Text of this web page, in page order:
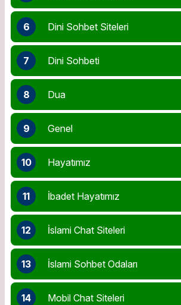
6 Dini Sohbet Siteleri
7 Dini Sohbeti
8 Dua
9 Genel
10 Hayatımız
11 İbadet Hayatımız
12 İslami Chat Siteleri
13 İslami Sohbet Odaları
14 Mobil Chat Siteleri